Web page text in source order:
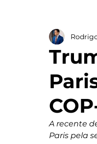
A recente
Paris pela